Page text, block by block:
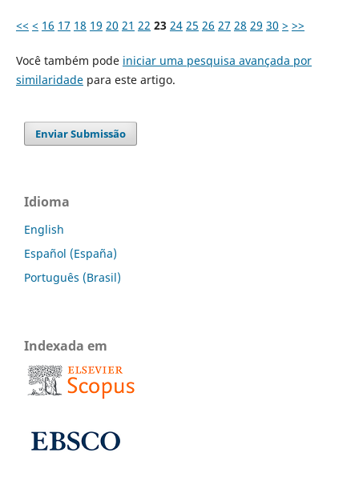
<< < 16 17 18 19 20 21 22 23 24 25 26 27 28 29 30 > >>
Você também pode iniciar uma pesquisa avançada por
similaridadepara este artigo.
Enviar Submissão
Idioma
English
Español (España)
Português (Brasil)
Indexada em